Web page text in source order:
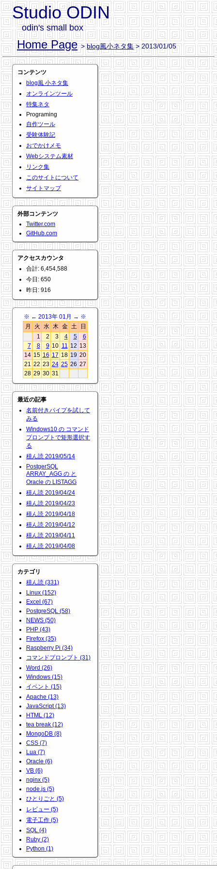
Studio ODIN
odin's small box
Home Page >blog風小ネタ集> 2013/01/05
コンテンツ
blog風 小ネタ集
オンラインツール
特集ネタ
Programing
自作ツール
受験体験記
おでかけメモ
Webシステム素材
リンク集
このサイトについて
サイトマップ
外部コンテンツ
Twitter.com
GitHub.com
アクセスカウンタ
合計: 6,454,588
今日: 650
昨日: 916
※ ← 2013年 01月 → ※
月
火 水 木 金 土
日
1
2 3 4 5
6
7
8 9 10 11 12 13
14 15 16 17 18 19 20
21 22 23 24 25 26 27
28 29 30 31
最近の記事
名前付きパイプを試して
みる
Windows10 の コマンド
プロンプトで矩形選択す
る
積ん読 2019/05/14
PostgerSQL
ARRAY_AGG の と
Oracle の LISTAGG
積ん読 2019/04/24
積ん読 2019/04/23
積ん読 2019/04/18
積ん読 2019/04/12
積ん読 2019/04/11
積ん読 2019/04/08
カテゴリ
積ん読 (331)
Linux (152)
Excel (67)
PostgreSQL (58)
NEWS (50)
PHP (43)
Firefox (35)
Raspberry Pi (34)
コマンドプロンプト (31)
Word (26)
Windows (15)
イベント (15)
Apache (13)
JavaScript (13)
HTML (12)
tea break (12)
MongoDB (8)
CSS (7)
Lua (7)
Oracle (6)
VB (6)
nginx (5)
node.js (5)
ひとりごと (5)
レビュー (5)
電子工作 (5)
SQL (4)
Ruby (2)
Python (1)